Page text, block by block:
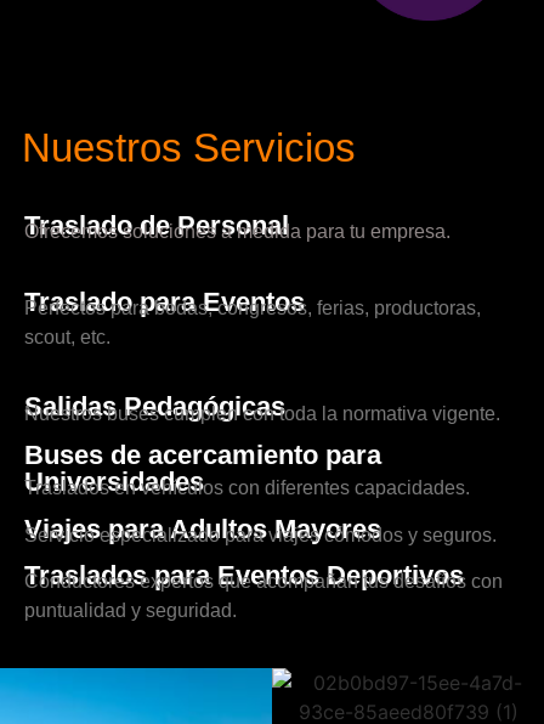
Nuestros Servicios
Traslado de Personal
Ofrecemos soluciones a medida para tu empresa.
Traslado para Eventos
Perfectos para bodas, congresos, ferias, productoras,
scout, etc.
Salidas Pedagógicas
Nuestros buses cumplen con toda la normativa vigente.
Buses de acercamiento para
Universidades
Traslados en vehículos con diferentes capacidades.
Viajes para Adultos Mayores
Servicio especializado para viajes cómodos y seguros.
Traslados para Eventos Deportivos
Conductores expertos que acompañan tus desafíos con
puntualidad y seguridad.